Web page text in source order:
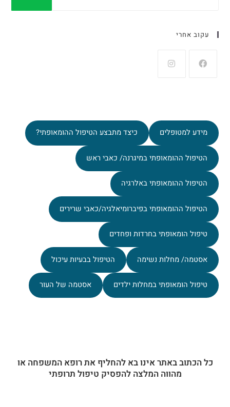
עקוב אחרי
מידע למטופלים כיצד מתבצע הטיפול ההומאופתי?
הטיפול ההומאופתי במיגרנה/ כאבי ראש
הטיפול ההומאופתי באלרגיה
הטיפול ההומאופתי בפיברומיאלגיה/כאבי שרירים
טיפול הומאופתי בחרדות ופחדים
אסטמה/ מחלות נשימה הטיפול בבעיות עיכול
טיפול הומאופתי במחלות ילדים אסטמה של העור
כל הכתוב באתר אינו בא להחליף את רופא המשפחה או
מהווה המלצה להפסיק טיפול תרופתי